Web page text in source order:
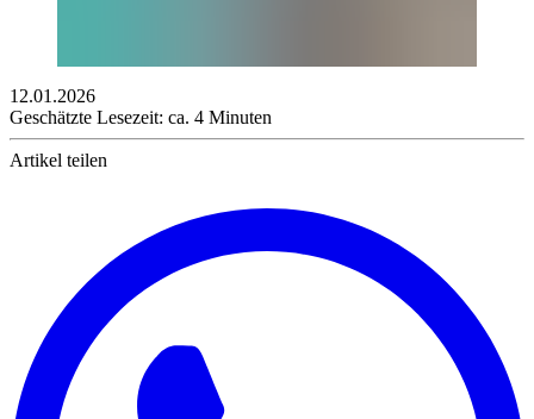
12.01.2026
Geschätzte Lesezeit: ca. 4 Minuten
Artikel teilen